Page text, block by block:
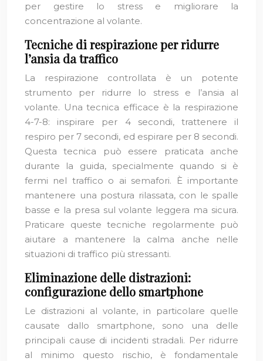
per gestire lo stress e migliorare la
concentrazione al volante.
Tecniche di respirazione per ridurre
l’ansia da traffico
La respirazione controllata è un potente
strumento per ridurre lo stress e l’ansia al
volante. Una tecnica efficace è la respirazione
4-7-8: inspirare per 4 secondi, trattenere il
respiro per 7 secondi, ed espirare per 8 secondi.
Questa tecnica può essere praticata anche
durante la guida, specialmente quando si è
fermi nel traffico o ai semafori. È importante
mantenere una postura rilassata, con le spalle
basse e la presa sul volante leggera ma sicura.
Praticare queste tecniche regolarmente può
aiutare a mantenere la calma anche nelle
situazioni di traffico più stressanti.
Eliminazione delle distrazioni:
configurazione dello smartphone
Le distrazioni al volante, in particolare quelle
causate dallo smartphone, sono una delle
principali cause di incidenti stradali. Per ridurre
al minimo questo rischio, è fondamentale